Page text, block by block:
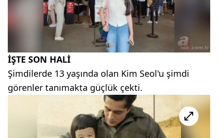
İŞTE SON HALİ
Şimdilerde 13 yaşında olan Kim Seol'u şimdi
görenler tanımakta güçlük çekti.